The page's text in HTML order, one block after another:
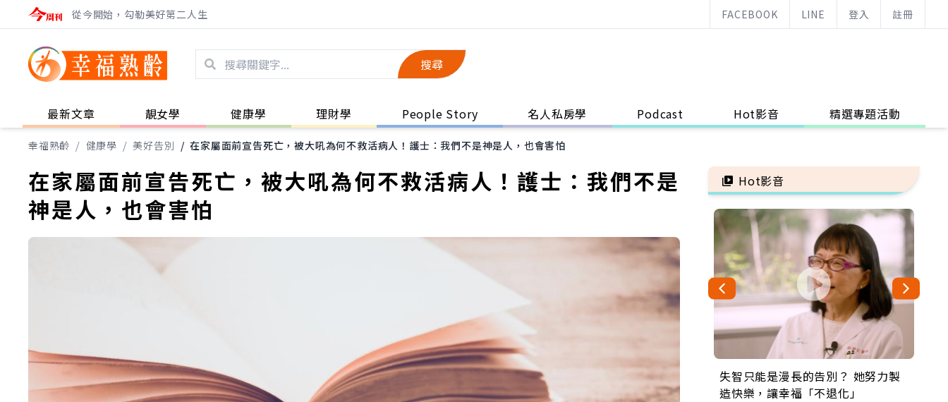
從今開始，勾勒美好第二人生 FACEBOOK LINE 登入 註冊
搜尋
最新文章 靚女學 健康學 理財學 People Story 名人私房學 Podcast Hot影音 精選專題活動
幸福熟齡 / 健康學 / 美好告別 / 在家屬面前宣告死亡，被大吼為何不救活病人！護士：我們不是神是人，也會害怕
在家屬面前宣告死亡，被大吼為何不救活病人！護士：我們不是
神是人，也會害怕
Hot影音
失智只能是漫長的告別？ 她努力製
造快樂，讓幸福「不退化」
來自剛果的巧克力神父 為台灣奉獻
36年 「台灣是我的家，我連作夢都
63歲卸矽谷副總、搬回台灣找快
樂！「蛋黃哥小丑」走進安養院，
104歲打破金氏世界紀錄 成為全球
最年長羽球選手，分享長壽的秘密
事業巔峰他選擇追夢…黑手阿伯拉
小提琴還登上小巨蛋！連CNN都大